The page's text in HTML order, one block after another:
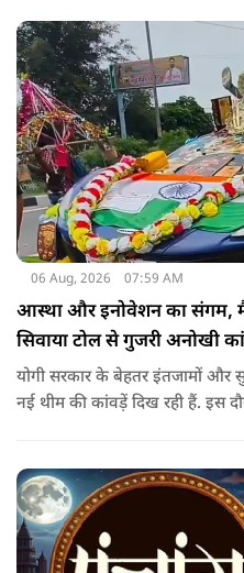
06 Aug, 2026 07:59 AM
आस्था और इनोवेशन का संगम,
सिवाया टोल से गुजरी अनोखी
योगी सरकार के बेहतर इंतजामों और
नई थीम की कांवड़ें दिख रही हैं. इस